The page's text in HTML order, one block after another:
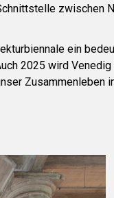
zwischen
ein
2025 wird
Zusammenleben